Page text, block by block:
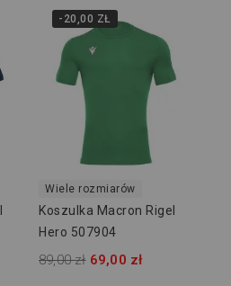
-20,00 ZŁ
Wiele rozmiarów
Koszulka Macron Rigel
Hero 507904
89,00 zł 69,00 zł